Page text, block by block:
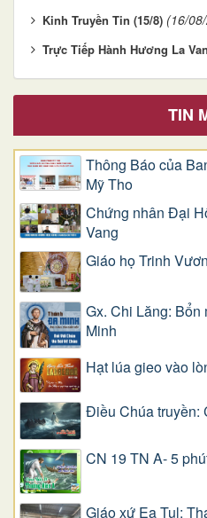
Kinh Truyền Tin (15/8) (16/
Trực Tiếp Hành Hương La
TIN
Thông Báo của
Mỹ Tho
Chứng nhân Đại
Vang
Giáo họ Trinh
Gx. Chi Lăng:
Minh
Hạt lúa gieo vào
Điều Chúa truyền:
CN 19 TN A- 5
Giáo xứ Ea Tul: